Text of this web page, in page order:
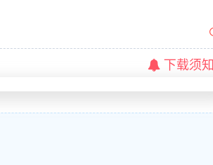
下载须知